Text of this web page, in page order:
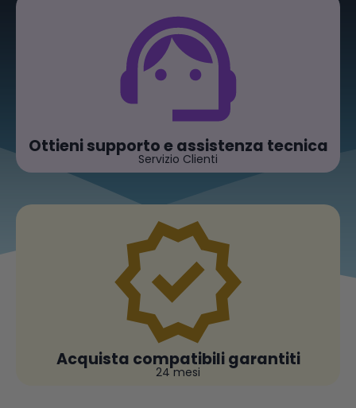
Ottieni supporto e assistenza tecnica
Servizio Clienti
Acquista compatibili garantiti
24 mesi